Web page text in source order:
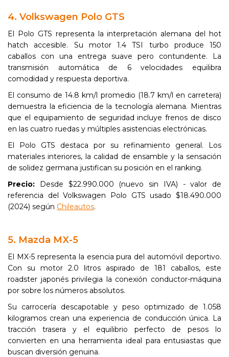
4. Volkswagen Polo GTS
El Polo GTS representa la interpretación alemana del hot
hatch accesible. Su motor 1.4 TSI turbo produce 150
caballos con una entrega suave pero contundente. La
transmisión automática de 6 velocidades equilibra
comodidad y respuesta deportiva.
El consumo de 14.8 km/l promedio (18.7 km/l en carretera)
demuestra la eficiencia de la tecnología alemana. Mientras
que el equipamiento de seguridad incluye frenos de disco
en las cuatro ruedas y múltiples asistencias electrónicas.
El Polo GTS destaca por su refinamiento general. Los
materiales interiores, la calidad de ensamble y la sensación
de solidez germana justifican su posición en el ranking.
Precio: Desde $22.990.000 (nuevo sin IVA) - valor de
referencia del Volkswagen Polo GTS usado $18.490.000
(2024) según Chileautos.
5. Mazda MX-5
El MX-5 representa la esencia pura del automóvil deportivo.
Con su motor 2.0 litros aspirado de 181 caballos, este
roadster japonés privilegia la conexión conductor-máquina
por sobre los números absolutos.
Su carrocería descapotable y peso optimizado de 1.058
kilogramos crean una experiencia de conducción única. La
tracción trasera y el equilibrio perfecto de pesos lo
convierten en una herramienta ideal para entusiastas que
buscan diversión genuina.